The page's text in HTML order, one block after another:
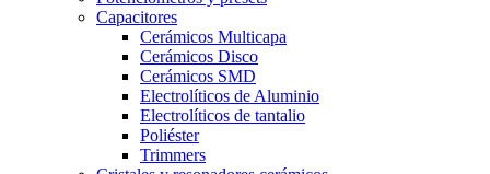
Capacitores
Cerámicos Multicapa
Cerámicos Disco
Cerámicos SMD
Electrolíticos de Aluminio
Electrolíticos de tantalio
Poliéster
Trimmers